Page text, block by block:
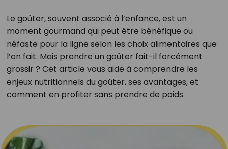
Le goûter, souvent associé à l’enfance, est un
moment gourmand qui peut être bénéfique ou
néfaste pour la ligne selon les choix alimentaires que
l’on fait. Mais prendre un goûter fait-il forcément
grossir ? Cet article vous aide à comprendre les
enjeux nutritionnels du goûter, ses avantages, et
comment en profiter sans prendre de poids.